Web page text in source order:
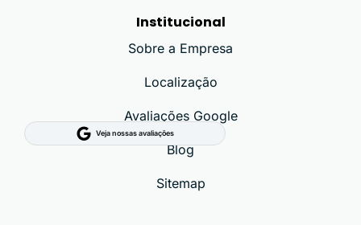
Veja nossas avaliações
Institucional
Sobre a Empresa
Localização
Avaliações Google
Blog
Sitemap